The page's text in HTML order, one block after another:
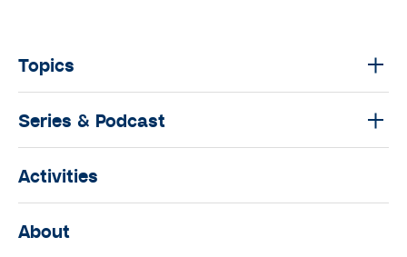
Topics
Series & Podcast
Activities
About